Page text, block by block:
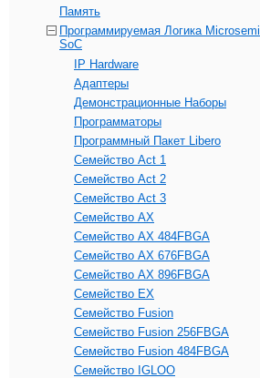
Память
Программируемая Логика Microsemi
SoC
IP Hardware
Адаптеры
Демонстрационные Наборы
Программаторы
Программный Пакет Libero
Семейство Act 1
Семейство Act 2
Семейство Act 3
Семейство AX
Семейство AX 484FBGA
Семейство AX 676FBGA
Семейство AX 896FBGA
Семейство EX
Семейство Fusion
Семейство Fusion 256FBGA
Семейство Fusion 484FBGA
Семейство IGLOO